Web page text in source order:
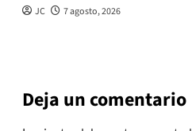
JC 7 agosto, 2026
Deja un comentario